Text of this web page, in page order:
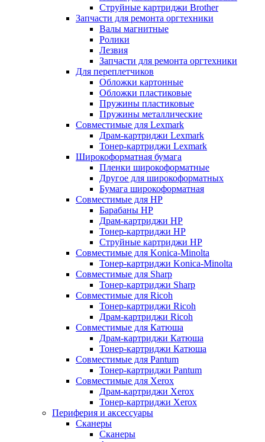
Струйные картриджи Brother
Запчасти для ремонта оргтехники
Валы магнитные
Ролики
Лезвия
Запчасти для ремонта оргтехники
Для переплетчиков
Обложки картонные
Обложки пластиковые
Пружины пластиковые
Пружины металлические
Совместимые для Lexmark
Драм-картриджи Lexmark
Тонер-картриджи Lexmark
Широкоформатная бумага
Пленки широкоформатные
Другое для широкоформатных
Бумага широкоформатная
Совместимые для HP
Барабаны HP
Драм-картриджи HP
Тонер-картриджи HP
Струйные картриджи HP
Совместимые для Konica-Minolta
Тонер-картриджи Konica-Minolta
Совместимые для Sharp
Тонер-картриджи Sharp
Совместимые для Ricoh
Тонер-картриджи Ricoh
Драм-картриджи Ricoh
Совместимые для Катюша
Драм-картриджи Катюша
Тонер-картриджи Катюша
Совместимые для Pantum
Тонер-картриджи Pantum
Совместимые для Xerox
Драм-картриджи Xerox
Тонер-картриджи Xerox
Периферия и аксессуары
Сканеры
Сканеры